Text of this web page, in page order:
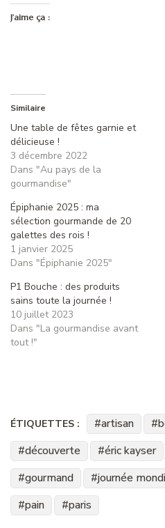
J’aime ça :
Similaire
Une table de fêtes garnie et
délicieuse !
3 décembre 2022
Dans "Au pays de la
gourmandise"
Épiphanie 2025 : ma
sélection gourmande de 20
galettes des rois !
1 janvier 2025
Dans "Épiphanie 2025"
P1 Bouche : des produits
sains toute la journée !
10 juillet 2023
Dans "La gourmandise avant
tout !"
ÉTIQUETTES : artisan
découverte
éric kayser
gourmand
journée
pain
paris